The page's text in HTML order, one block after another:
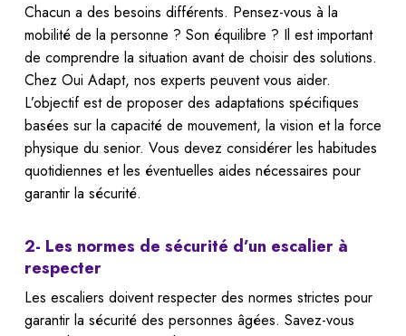
Chacun a des besoins différents. Pensez-vous à la
mobilité de la personne ? Son équilibre ? Il est important
de comprendre la situation avant de choisir des solutions.
Chez Oui Adapt, nos experts peuvent vous aider.
L’objectif est de proposer des adaptations spécifiques
basées sur la capacité de mouvement, la vision et la force
physique du senior. Vous devez considérer les habitudes
quotidiennes et les éventuelles aides nécessaires pour
garantir la sécurité.
2- Les normes de sécurité d’un escalier à
respecter
Les escaliers doivent respecter des normes strictes pour
garantir la sécurité des personnes âgées. Savez-vous